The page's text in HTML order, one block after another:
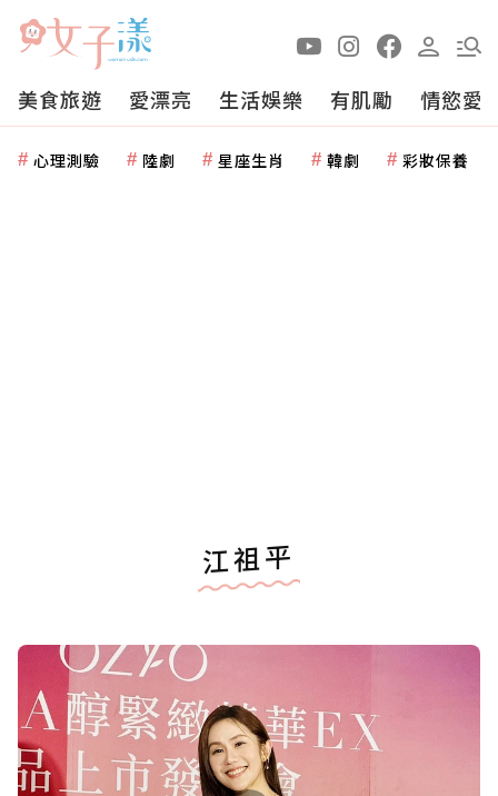
美食旅遊 愛漂亮 生活娛樂 有肌勵 情慾愛
心理測驗 陸劇 星座生肖 韓劇 彩妝保養
江祖平